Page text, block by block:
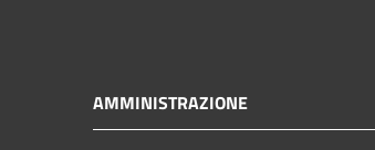
AMMINISTRAZIONE